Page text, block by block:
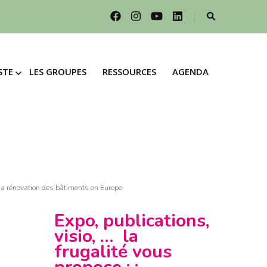
LES GROUPES RESSOURCES AGENDA
rénovation des bâtiments en Europe
Expo, publications,
visio, … la
frugalité vous